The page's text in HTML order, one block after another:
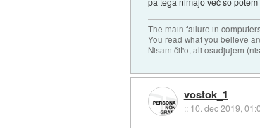
The main failure in
You read what you believe
Nisam čit'o, ali osudjujem
vostok_1
:: 10. dec 2019,